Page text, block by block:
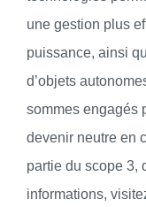
une gestion plus
puissance, ainsi
d’objets
sommes engagés
devenir neutre en
partie du scope 3,
informations,